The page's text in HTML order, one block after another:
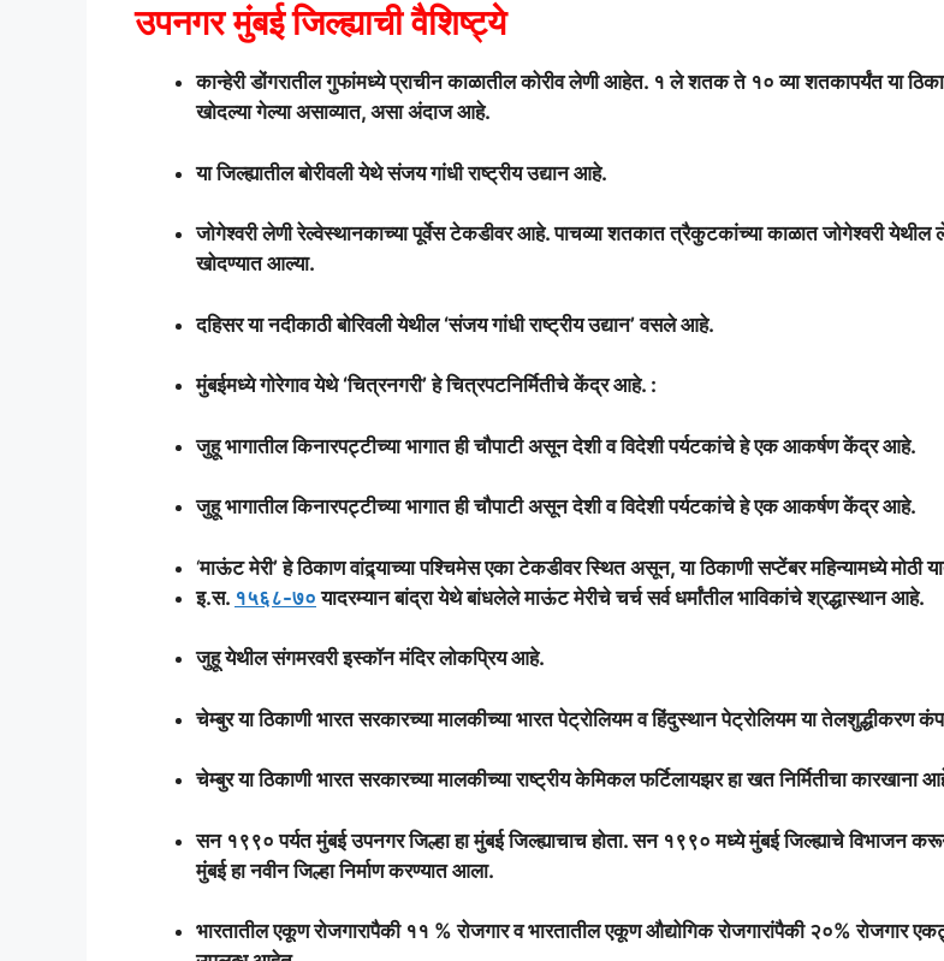
उपनगर मुंबई जिल्ह्याची वैशिष्ट्ये
कान्हेरी डोंगरातील गुफांमध्ये प्राचीन काळातील कोरीव लेणी आहेत. १ ले शतक ते १० व्या शतकापर्यंत या
खोदल्या गेल्या असाव्यात, असा अंदाज आहे.
या जिल्ह्यातील बोरीवली येथे संजय गांधी राष्ट्रीय उद्यान आहे.
जोगेश्वरी लेणी रेल्वेस्थानकाच्या पूर्वेस टेकडीवर आहे. पाचव्या शतकात त्रैकुटकांच्या काळात जोगेश्वरी येथील
खोदण्यात आल्या.
दहिसर या नदीकाठी बोरिवली येथील ‘संजय गांधी राष्ट्रीय उद्यान’ वसले आहे.
मुंबईमध्ये गोरेगाव येथे ‘चित्रनगरी’ हे चित्रपटनिर्मितीचे केंद्र आहे. :
जुहू भागातील किनारपट्टीच्या भागात ही चौपाटी असून देशी व विदेशी पर्यटकांचे हे एक आकर्षण केंद्र आहे.
जुहू भागातील किनारपट्टीच्या भागात ही चौपाटी असून देशी व विदेशी पर्यटकांचे हे एक आकर्षण केंद्र आहे.
‘माऊंट मेरी’ हे ठिकाण वांद्र्याच्या पश्चिमेस एका टेकडीवर स्थित असून, या ठिकाणी सप्टेंबर महिन्यामध्ये मोठी
इ.स. १५६८-७० यादरम्यान बांद्रा येथे बांधलेले माऊंट मेरीचे चर्च सर्व धर्मांतील भाविकांचे श्रद्धास्थान आहे.
जुहू येथील संगमरवरी इस्कॉन मंदिर लोकप्रिय आहे.
चेम्बुर या ठिकाणी भारत सरकारच्या मालकीच्या भारत पेट्रोलियम व हिंदुस्थान पेट्रोलियम या तेलशुद्धीकरण
चेम्बुर या ठिकाणी भारत सरकारच्या मालकीच्या राष्ट्रीय केमिकल फर्टिलायझर हा खत निर्मितीचा कारखाना
सन १९९० पर्यत मुंबई उपनगर जिल्हा हा मुंबई जिल्ह्याचाच होता. सन १९९० मध्ये मुंबई जिल्ह्याचे विभाजन
मुंबई हा नवीन जिल्हा निर्माण करण्यात आला.
भारतातील एकूण रोजगारापैकी ११ % रोजगार व भारतातील एकूण औद्योगिक रोजगारांपैकी २०% रोजगार